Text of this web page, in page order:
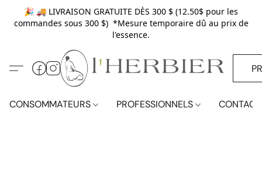
🎉 🚚 LIVRAISON GRATUITE DÈS 300 $ (12.50$ pour les
commandes sous 300 $) *Mesure temporaire dû au prix de
l'essence.
CONSOMMATEURS PROFESSIONNELS CONTACT